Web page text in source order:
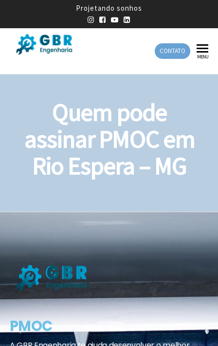
Projetando sonhos
Engenharia
Engenharia
CONTATO
MENU
Quem pode
assinar PMOC em
Rio Espera – MG
PMOC